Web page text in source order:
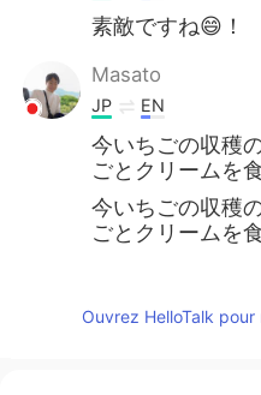
素敵ですね😄！
Masato
JP EN
今いちごの収穫
ごとクリームを
今いちごの収穫
ごとクリームを
Ouvrez HelloTalk